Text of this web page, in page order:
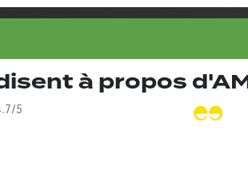
à propos
5